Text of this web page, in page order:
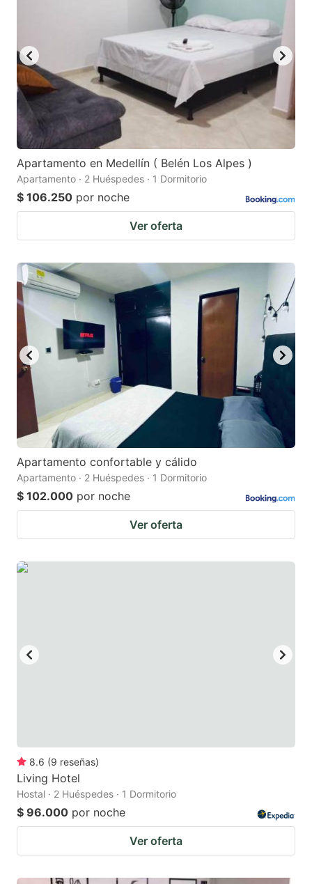
get
the
keyboard
shortcuts
for
changing
dates.
mark
key
to
get
the
keyboard
for
changing
Apartamento en Medellín ( Belén Los Alpes )
Apartamento · 2 Huéspedes · 1 Dormitorio
$ 106.250 por noche
Ver oferta
Apartamento confortable y cálido
Apartamento · 2 Huéspedes · 1 Dormitorio
$ 102.000 por noche
Ver oferta
8.6 (9 reseñas)
Living Hotel
Hostal · 2 Huéspedes · 1 Dormitorio
$ 96.000 por noche
Ver oferta